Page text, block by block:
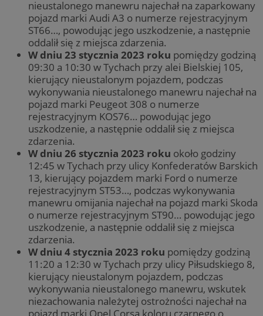
nieustalonego manewru najechał na zaparkowany
pojazd marki Audi A3 o numerze rejestracyjnym
ST66…, powodując jego uszkodzenie, a następnie
oddalił się z miejsca zdarzenia.
W dniu 23 stycznia 2023 roku pomiędzy godziną
09:30 a 10:30 w Tychach przy alei Bielskiej 105,
kierujący nieustalonym pojazdem, podczas
wykonywania nieustalonego manewru najechał na
pojazd marki Peugeot 308 o numerze
rejestracyjnym KOS76… powodując jego
uszkodzenie, a następnie oddalił się z miejsca
zdarzenia.
W dniu 26 stycznia 2023 roku około godziny
12:45 w Tychach przy ulicy Konfederatów Barskich
13, kierujący pojazdem marki Ford o numerze
rejestracyjnym ST53…, podczas wykonywania
manewru omijania najechał na pojazd marki Skoda
o numerze rejestracyjnym ST90… powodując jego
uszkodzenie, a następnie oddalił się z miejsca
zdarzenia.
W dniu 4 stycznia 2023 roku pomiędzy godziną
11:20 a 12:30 w Tychach przy ulicy Piłsudskiego 8,
kierujący nieustalonym pojazdem, podczas
wykonywania nieustalonego manewru, wskutek
niezachowania należytej ostrożności najechał na
pojazd marki Opel Corsa koloru czarnego o